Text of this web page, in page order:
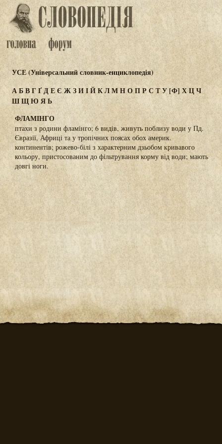
УСЕ (Універсальний словник-енциклопедія)
АБВГҐДЕЄ ЖЗИІЙКЛМНОПРС ТУ[Ф] ХЦЧ
ШЩЮЯЬ
ФЛАМІНГО
птахи з родини фламінго; 6 видів, живуть поблизу води у Пд.
Євразії, Африці та у тропічних поясах обох америк.
континентів; рожево-білі з характерним дзьобом кривавого
кольору, пристосованим до фільтрування корму від води; мають
довгі ноги.